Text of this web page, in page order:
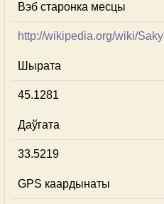
Вэб старонка месцы
http://wikipedia.org/wiki/Saky
Шырата
45.1281
Даўгата
33.5219
GPS каардынаты